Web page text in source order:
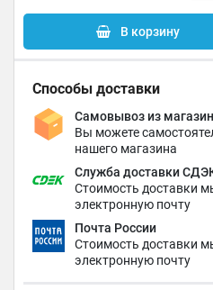
В корзину
Способы доставки
Самовывоз из
Вы можете
нашего магазина
Служба доставки
Стоимость доставки
электронную почту
Почта России
Стоимость доставки
электронную почту